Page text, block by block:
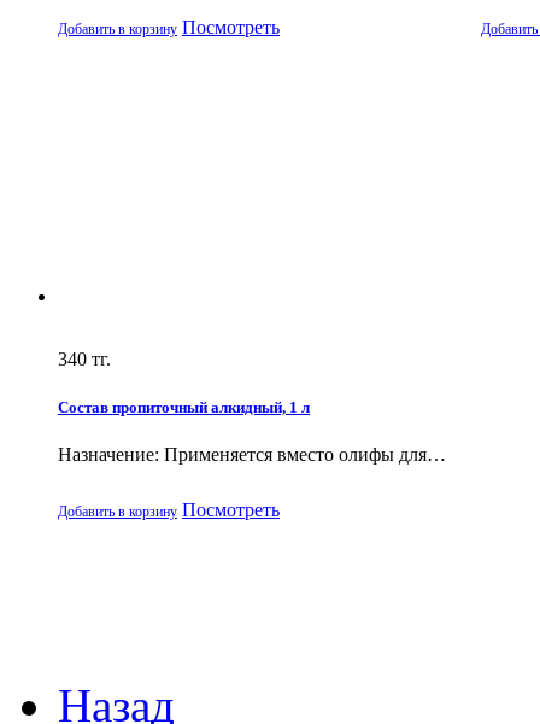
Добавить в корзину Посмотреть
340 тг.
Состав пропиточный алкидный, 1 л
Назначение: Применяется вместо олифы для…
Добавить в корзину Посмотреть
Назад